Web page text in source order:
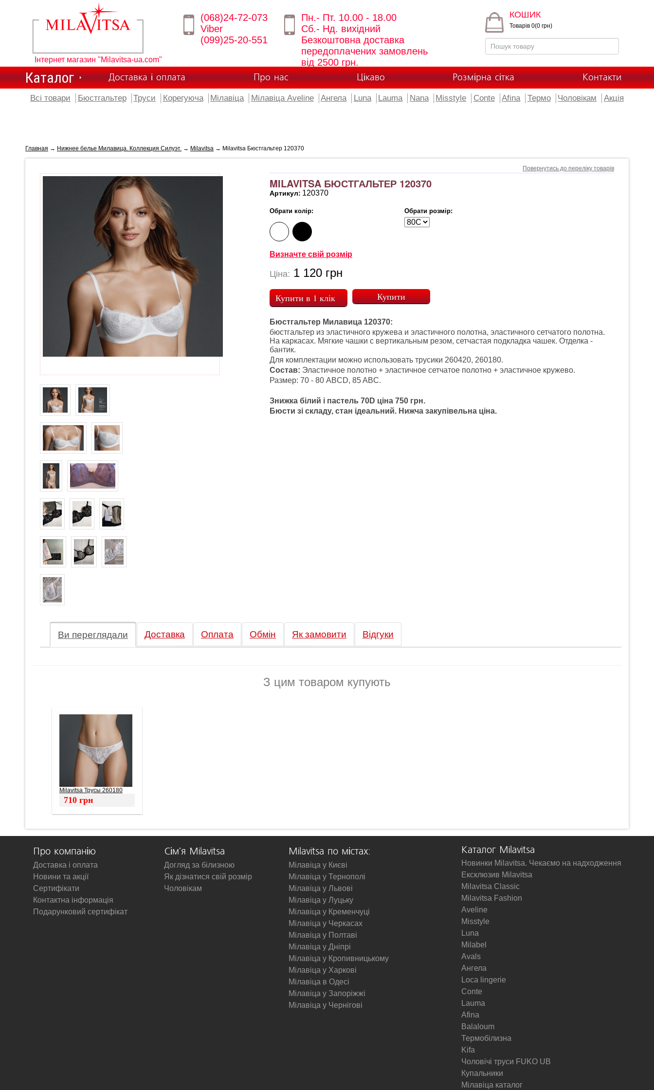
Інтернет магазин "Milavitsa-ua.com"
(068)24-72-073
Viber
(099)25-20-551
Пн.- Пт. 10.00 - 18.00
Сб.- Нд. вихідний
Безкоштовна доставка
передоплачених замовлень
від 2500 грн.
КОШИК
Товарів 0(0 грн)
Каталог Доставка і оплата Про нас Цікаво Розмірна сітка Контакти
Всі товари Бюстгальтер Труси Корегуюча Мілавіца Мілавіца Aveline Ангела Luna Lauma Nana Misstyle Conte Afina Термо Чоловікам Акція
Главная → Нижнее белье Милавица. Коллекция Силуэт. → Milavitsa → Milavitsa Бюстгальтер 120370
Повернутись до переліку товарів
MILAVITSA БЮСТГАЛЬТЕР 120370
Артикул: 120370
Обрати колір: Обрати розмір:
Визначте свій розмір
Ціна: 1 120 грн
Купити в 1 клік
Бюстгальтер Милавица 120370:
бюстгальтер из эластичного кружева и эластичного полотна, эластичного сетчатого полотна.
На каркасах. Мягкие чашки с вертикальным резом, сетчастая подкладка чашек. Отделка -
бантик.
Для комплектации можно использовать трусики 260420, 260180.
Состав: Эластичное полотно + эластичное сетчатое полотно + эластичное кружево.
Размер: 70 - 80 ABCD, 85 ABC.
Знижка білий і пастель 70D ціна 750 грн.
Бюсти зі складу, стан ідеальний. Нижча закупівельна ціна.
Ви переглядали Доставка Оплата Обмін Як замовити Відгуки
З цим товаром купують
Milavitsa Трусы 260180
710 грн
Про компанію
Доставка і оплата
Новини та акції
Сертифікати
Контактна інформація
Подарунковий сертифікат
Сім'я Milavitsa
Догляд за білизною
Як дізнатися свій розмір
Чоловікам
Milavitsa по містах:
Мілавіца у Києві
Мілавіца у Тернополі
Мілавіца у Львові
Мілавіца у Луцьку
Мілавіца у Кременчуці
Мілавіца у Черкасах
Мілавіца у Полтаві
Мілавіца у Дніпрі
Мілавіца у Кропивницькому
Мілавіца у Харкові
Мілавіца в Одесі
Мілавіца у Запоріжжі
Мілавіца у Чернігові
Каталог Milavitsa
Новинки Milavitsa. Чекаємо на надходження
Ексклюзив Milavitsa
Milavitsa Classic
Milavitsa Fashion
Aveline
Misstyle
Luna
Milabel
Avals
Ангела
Loca lingerie
Conte
Lauma
Afina
Balaloum
Термобілизна
Kifa
Чоловічі труси FUKO UB
Купальники
Мілавіца каталог